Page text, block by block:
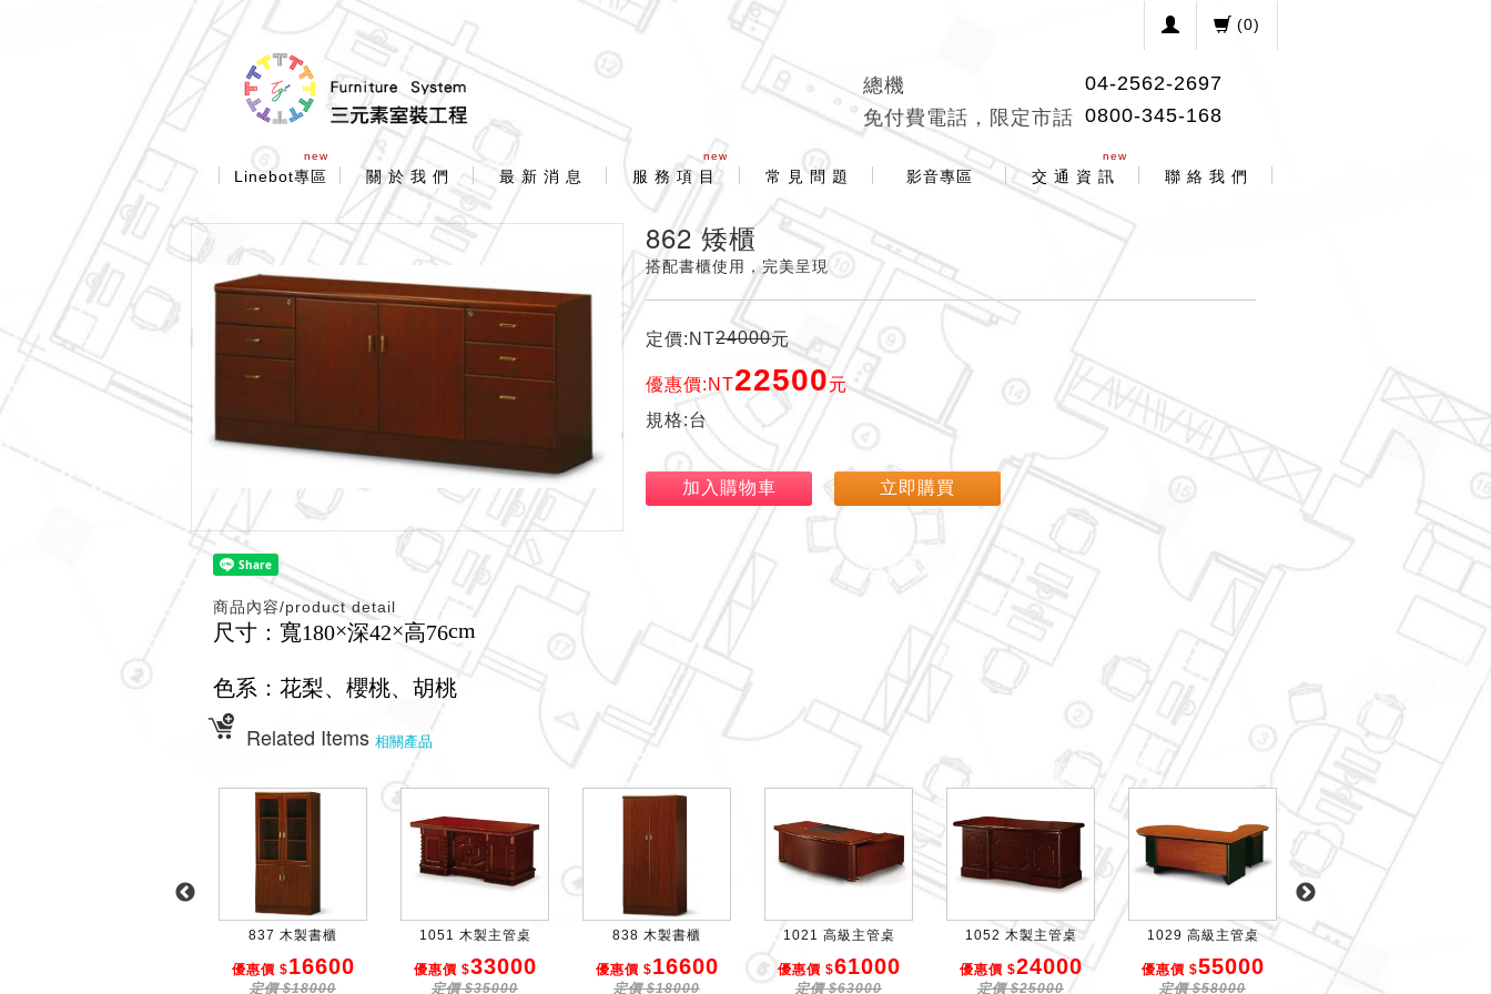
(0)
總機
04-2562-2697
免付費電話，限定市話 0800-345-168
new
Linebot專區 關 於 我 們 最 新 消 息
new
服 務 項 目 常 見 問 題 影音專區
new
交 通 資 訊 聯 絡 我 們
862 矮櫃
搭配書櫃使用，完美呈現
定價:NT24000元
優惠價:NT22500元
規格:台
加入購物車 立即購買
商品內容/product detail
尺寸：寬180×深42×高76cm
色系：花梨、櫻桃、胡桃
Related Items 相關產品
837 木製書櫃
優惠價 $16600
定價 $18000
1051 木製主管桌
優惠價 $33000
定價 $35000
838 木製書櫃
優惠價 $16600
定價 $18000
1021 高級主管桌
優惠價 $61000
定價 $63000
1052 木製主管桌
優惠價 $24000
定價 $25000
1029 高級主管桌
優惠價 $55000
定價 $58000
836 木製書櫃
優惠價 $